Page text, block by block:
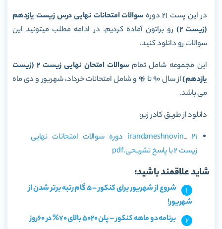
در این پست 21 دوره
سوالات امتحانات نهایی درس زیست یازدهم
(زیست 2)
رو براتون آماده کردیم. در ادامه مطلب میتونید این
سوالات رو دانلود کنید.
این مجموعه شامل تمام
سوالات امتحان نهایی زیست 2 (زیست
یازدهم)
از سال 90 تا 96 و شامل امتحانات خرداد، شهریور و دی ماه
می باشد.
دانلود از طریق کادر زیر:
irandaneshnovin_ 21 دوره سوالات امتحانات نهایی
زیست 2 با پاسخ تشریحی.pdf
شاید علاقمند باشید:
شروع از شهریور برای کنکور – 5 گام رتبه برتر شدن از
شهریور!
برنامه دو ماهه کنکور – پلن 5020 بالای 70% در 60روز